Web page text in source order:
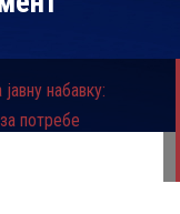
набавку:
потребе